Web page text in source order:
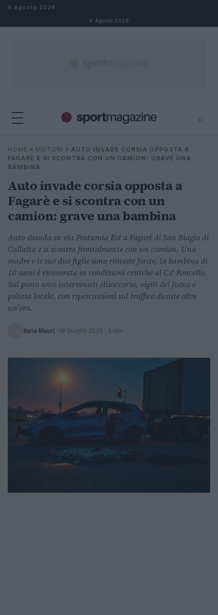
Salta al contenuto
9 Agosto 2026
9 Agosto 2026
⌕
Cerca
HOME » MOTORI » AUTO INVADE CORSIA OPPOSTA A
FAGARÈ E SI SCONTRA CON UN CAMION: GRAVE UNA
BAMBINA
Auto invade corsia opposta a
Fagarè e si scontra con un
camion: grave una bambina
Auto sbanda su via Postumia Est a Fagarè di San Biagio di
Callalta e si scontra frontalmente con un camion. Una
madre e le sue due figlie sono rimaste ferite, la bambina di
10 anni è ricoverata in condizioni critiche al Ca' Foncello.
Sul posto sono intervenuti elisoccorso, vigili del fuoco e
polizia locale, con ripercussioni sul traffico durate oltre
un'ora.
Ilaria Mauri · 19 Giugno 2026 · 3 min